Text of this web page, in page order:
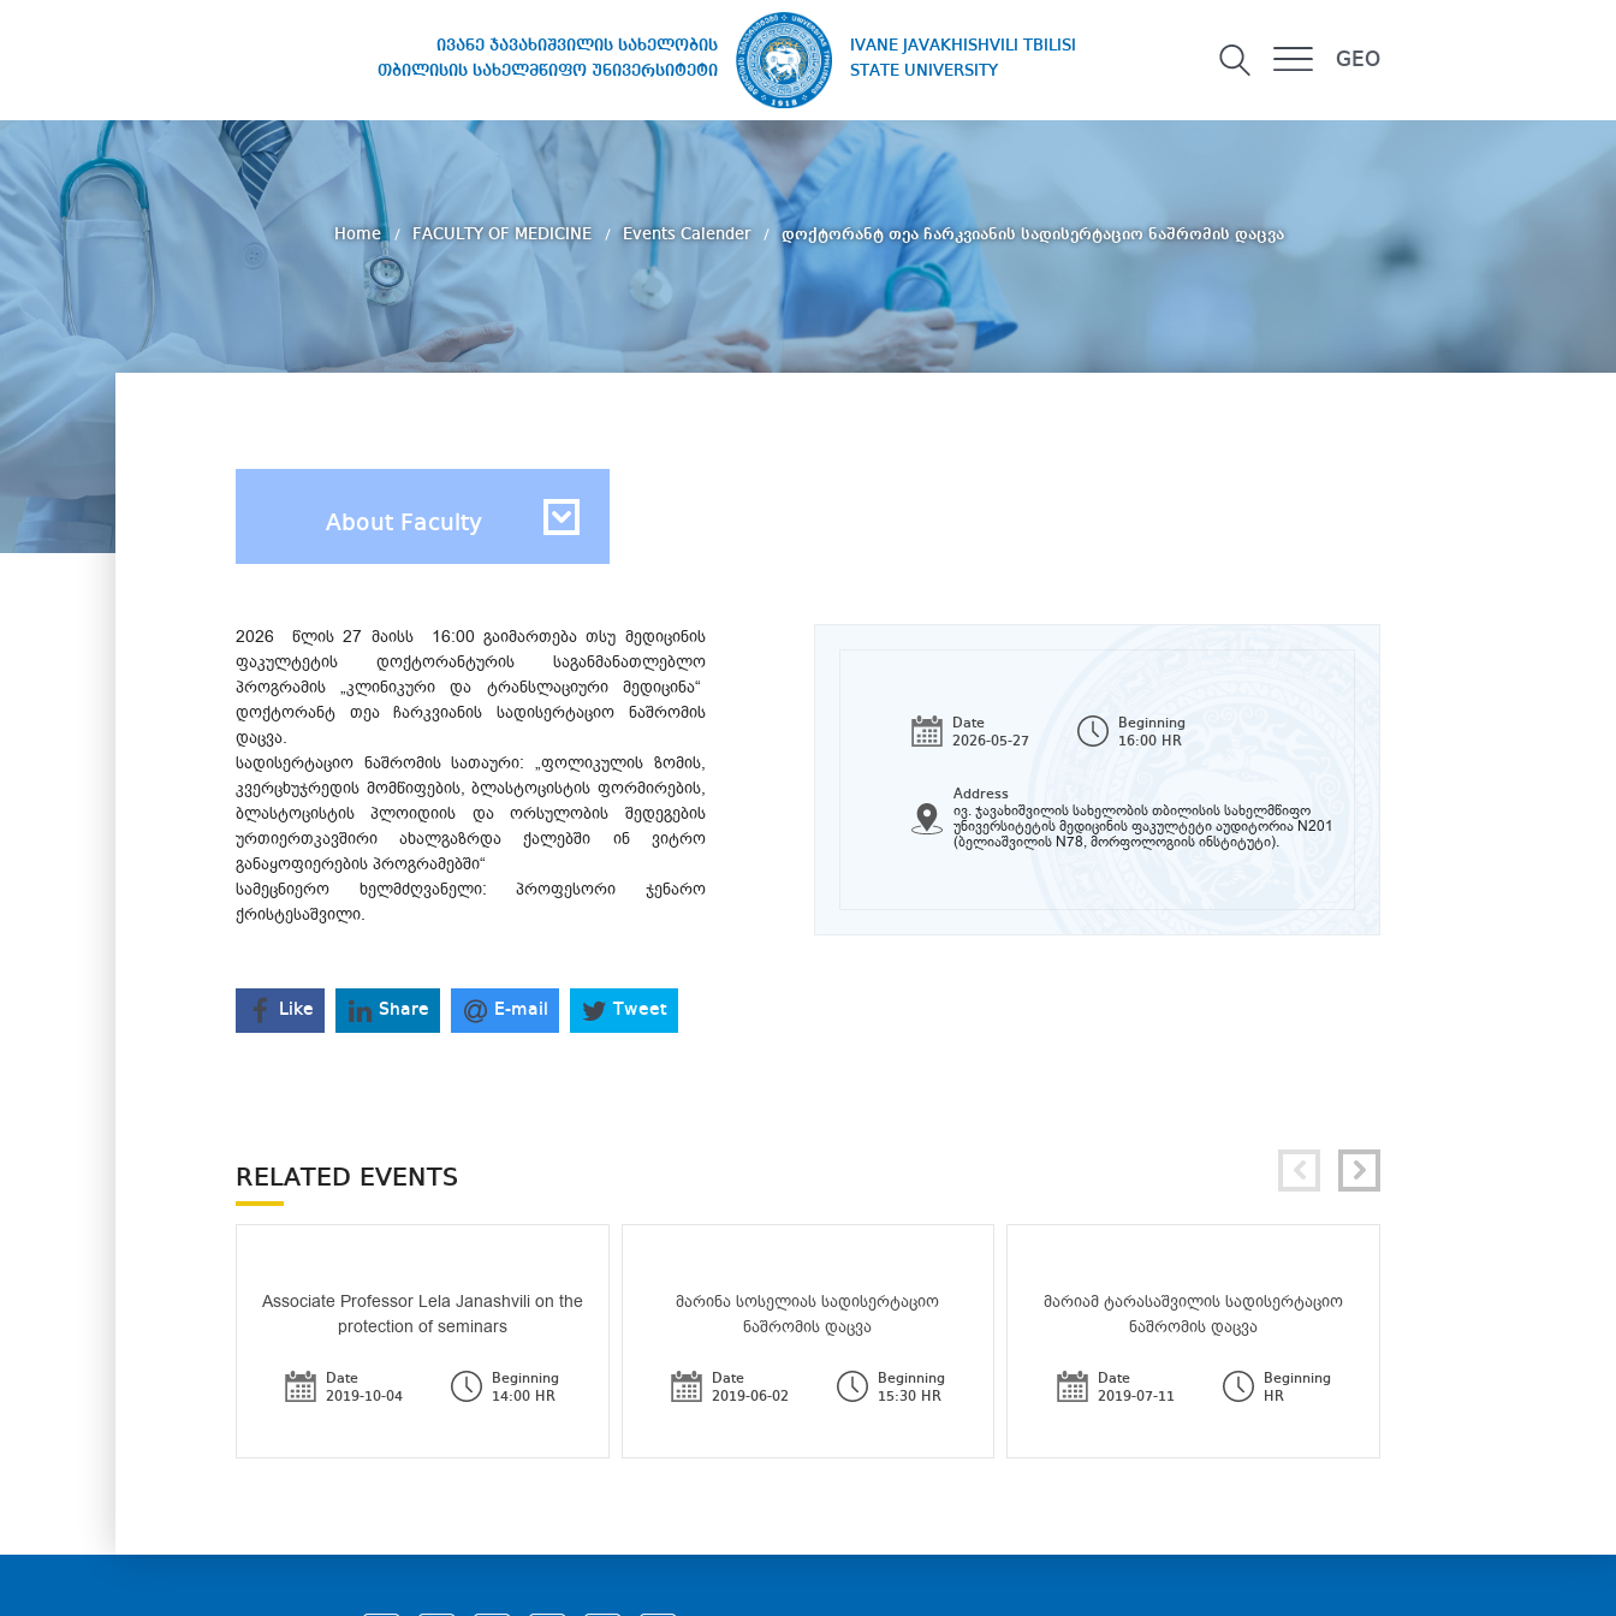
ივანე ჯავახიშვილის სახელობის
თბილისის სახელმწიფო უნივერსიტეტი
IVANE JAVAKHISHVILI TBILISI
STATE UNIVERSITY
GEO
STATE UNIVERSITY
Home FACULTY OF MEDICINE Events Calender დოქტორანტ თეა ჩარკვიანის სადისერტაციო ნაშრომის დაცვა
About Faculty
Date
2026-05-27
Beginning
16:00 HR
Address
ივ. ჯავახიშვილის სახელობის თბილისის სახელმწიფო
უნივერსიტეტის მედიცინის ფაკულტეტი აუდიტორია N201
(ბელიაშვილის N78, მორფოლოგიის ინსტიტუტი).
2026 წლის 27 მაისს 16:00 გაიმართება თსუ მედიცინის
ფაკულტეტის დოქტორანტურის საგანმანათლებლო
პროგრამის „კლინიკური და ტრანსლაციური მედიცინა“
დოქტორანტ თეა ჩარკვიანის სადისერტაციო ნაშრომის
დაცვა.
სადისერტაციო ნაშრომის სათაური: „ფოლიკულის ზომის,
კვერცხუჯრედის მომწიფების, ბლასტოცისტის ფორმირების,
ბლასტოცისტის პლოიდიის და ორსულობის შედეგების
ურთიერთკავშირი ახალგაზრდა ქალებში ინ ვიტრო
განაყოფიერების პროგრამებში“
სამეცნიერო ხელმძღვანელი: პროფესორი ჯენარო
ქრისტესაშვილი.
Like Share E-mail Tweet
RELATED EVENTS
Associate Professor Lela Janashvili on the
protection of seminars
Date
2019-10-04
Beginning
14:00 HR
მარინა სოსელიას სადისერტაციო
ნაშრომის დაცვა
Date
2019-06-02
Beginning
15:30 HR
მარიამ ტარასაშვილის სადისერტაციო
ნაშრომის დაცვა
Date
2019-07-11
Beginning
HR